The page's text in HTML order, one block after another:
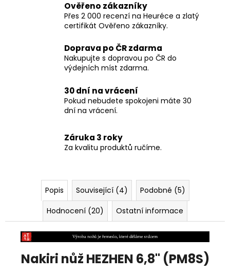
Ověřeno zákazníky
Přes 2 000 recenzí na Heuréce a zlatý
certifikát Ověřeno zákazníky.
Doprava po ČR zdarma
Nakupujte s dopravou po ČR do
výdejních míst zdarma.
30 dní na vrácení
Pokud nebudete spokojeni máte 30
dní na vrácení.
Záruka 3 roky
Za kvalitu produktů ručíme.
Popis Související (4)
Podobné (5)
Hodnocení (20)
Ostatní informace
Nakiri nůž HEZHEN 6,8" (PM8S)